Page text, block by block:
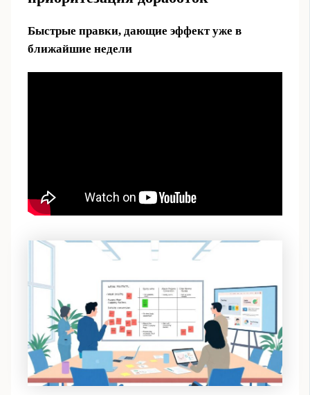
Быстрые правки, дающие эффект уже в
ближайшие недели